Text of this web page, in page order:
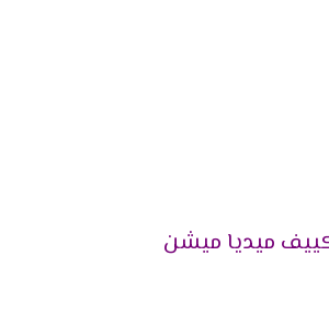
ميديا ميشن